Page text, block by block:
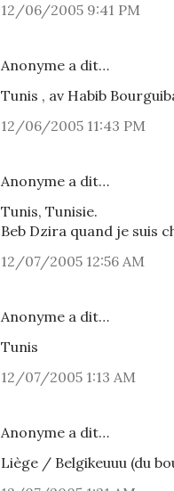
12/06/2005 9:41 PM
Anonyme a dit…
Tunis , av Habib
12/06/2005 11:43 PM
Anonyme a dit…
Tunis, Tunisie.
Beb Dzira quand je suis
12/07/2005 12:56 AM
Anonyme a dit…
Tunis
12/07/2005 1:13 AM
Anonyme a dit…
Liège / Belgikeuuu (du